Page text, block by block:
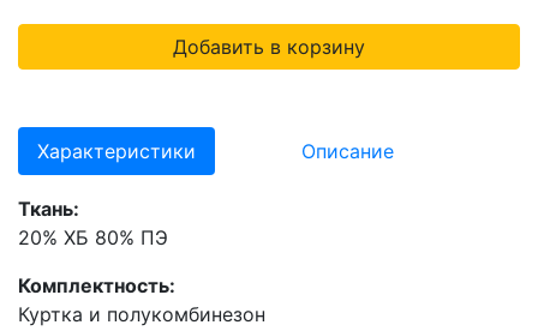
Добавить в корзину
Характеристики Описание
Ткань:
20% ХБ 80% ПЭ
Комплектность:
Куртка и полукомбинезон